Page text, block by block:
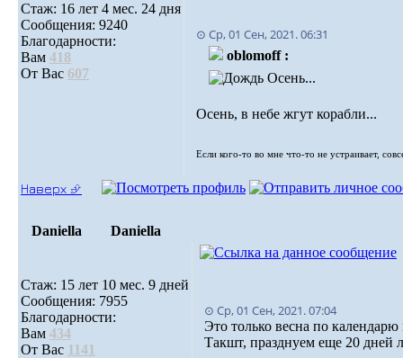
Стаж: 16 лет 4 мес. 24 дня
Сообщения: 9240
Благодарности:
Вам 418
От Вас 607
⊙ Ср, 01 Сен, 2021. 06:31
oblomoff :
Осень...
Осень, в небе жгут корабли...
Если кого-то во мне что-то не устраивает,
Наверх ⮵
Daniella Daniella
Стаж: 15 лет 10 мес. 9 дней
Сообщения: 7955
Благодарности:
Вам 434
От Вас 1141
⊙ Ср, 01 Сен, 2021. 07:04
Это только весна по
Такшт, празднуем еще 20 дней